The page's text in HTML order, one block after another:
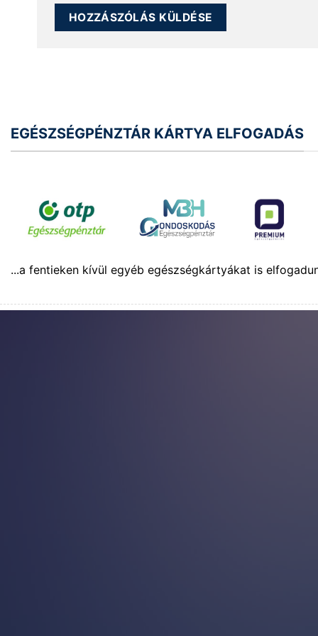
EGÉSZSÉGPÉNZTÁR KÁRTYA ELFOGADÁS
...a fentieken kívül egyéb egészségkártyákat is